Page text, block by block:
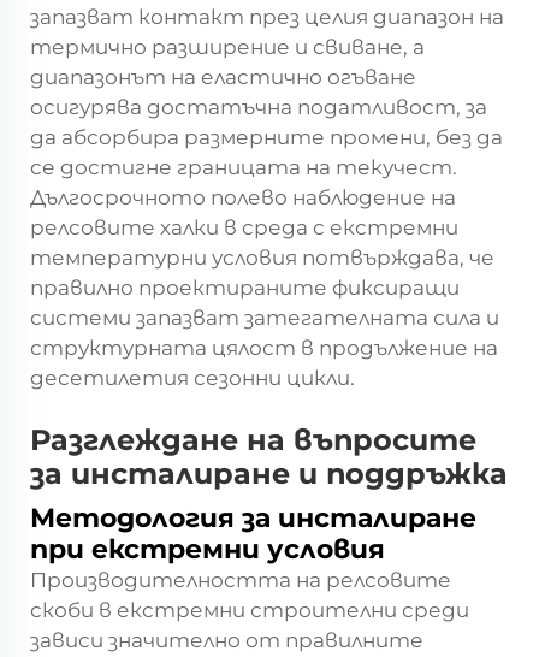
запазват контакт през целия диапазон на
термично разширение и свиване, а
диапазонът на еластично огъване
осигурява достатъчна податливост, за
да абсорбира размерните промени, без да
се достигне границата на текучест.
Дългосрочното полево наблюдение на
релсовите халки в среда с екстремни
температурни условия потвърждава, че
правилно проектираните фиксиращи
системи запазват затегателната сила и
структурната цялост в продължение на
десетилетия сезонни цикли.
Разглеждане на въпросите
за инсталиране и поддръжка
Методология за инсталиране
при екстремни условия
Производителността на релсовите
скоби в екстремни строителни среди
зависи значително от правилните